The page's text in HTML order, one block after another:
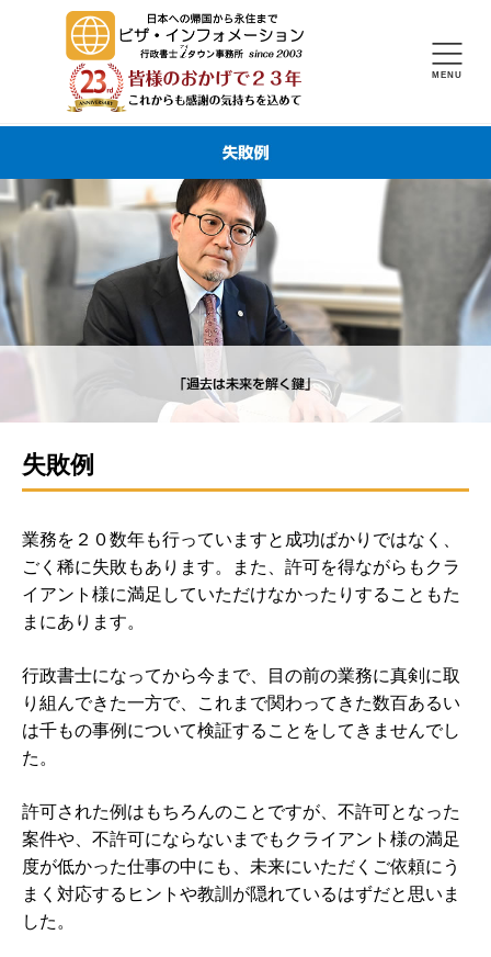
失敗例
MENU
失敗例
業務を２０数年も行っていますと成功ばかりではなく、
ごく稀に失敗もあります。また、許可を得ながらもクラ
イアント様に満足していただけなかったりすることもた
まにあります。
行政書士になってから今まで、目の前の業務に真剣に取
り組んできた一方で、これまで関わってきた数百あるい
は千もの事例について検証することをしてきませんでし
た。
許可された例はもちろんのことですが、不許可となった
案件や、不許可にならないまでもクライアント様の満足
度が低かった仕事の中にも、未来にいただくご依頼にう
まく対応するヒントや教訓が隠れているはずだと思いま
した。